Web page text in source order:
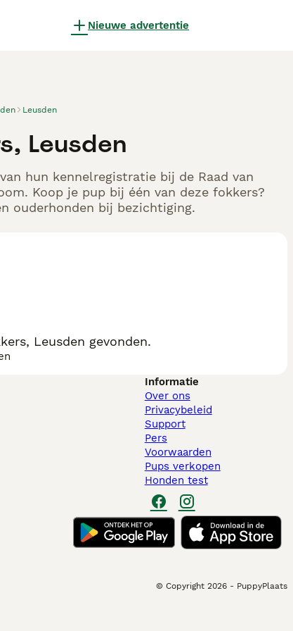
Nieuwe advertentie
Leusden
Leusden
hun kennelregistratie bij de Raad van
Koop je pup bij één van deze fokkers?
ouderhonden bij bezichtiging.
Leusden gevonden.
Informatie
Over ons
Privacybeleid
Support
Pers
Voorwaarden
Pups verkopen
Honden test
© Copyright 2026 - PuppyPlaats